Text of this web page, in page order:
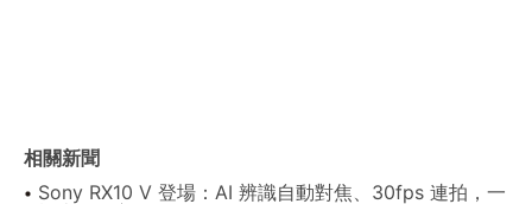
相關新聞
Sony RX10 V 登場：AI 辨識自動對焦、30fps 連拍，一